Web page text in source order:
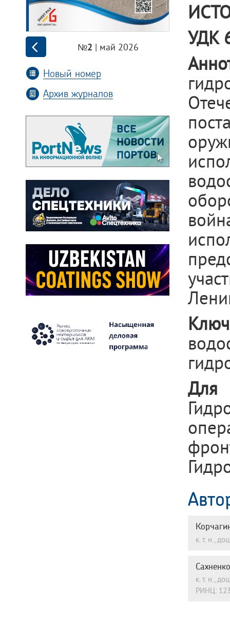
№2 | май 2026
Новый номер
Архив журналов
УДК
Для
к. т. н.,
к. т. н.,
РИНЦ: